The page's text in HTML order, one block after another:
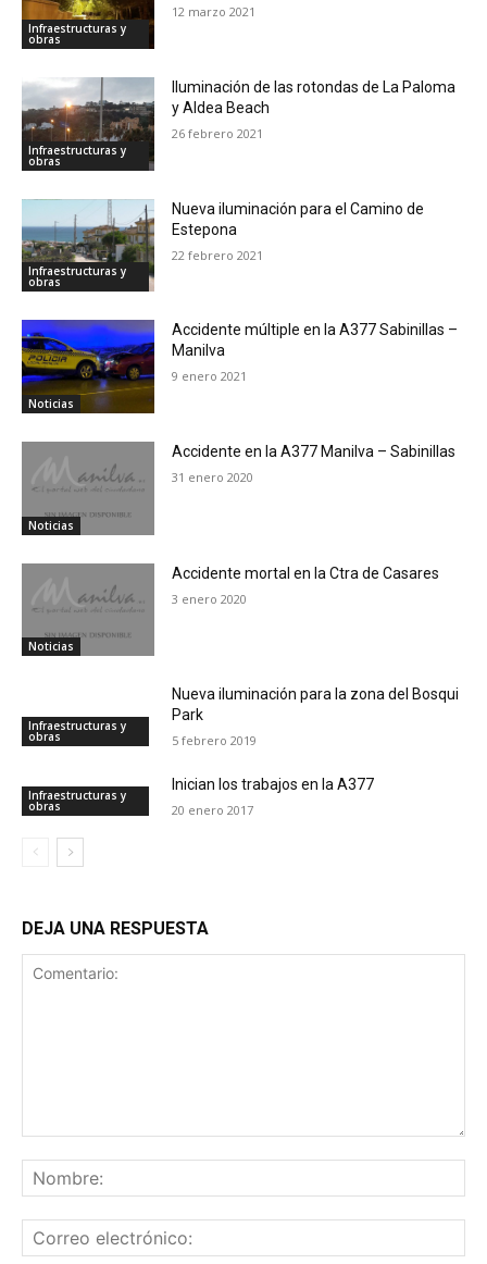
Infraestructuras y
obras
12 marzo 2021
Infraestructuras y
obras
Iluminación de las rotondas de La Paloma
y Aldea Beach
26 febrero 2021
Infraestructuras y
obras
Nueva iluminación para el Camino de
Estepona
22 febrero 2021
Noticias
Accidente múltiple en la A377 Sabinillas –
Manilva
9 enero 2021
Noticias
Accidente en la A377 Manilva – Sabinillas
31 enero 2020
Noticias
Accidente mortal en la Ctra de Casares
3 enero 2020
Infraestructuras y
obras
Nueva iluminación para la zona del Bosqui
Park
5 febrero 2019
Infraestructuras y
obras
Inician los trabajos en la A377
20 enero 2017
DEJA UNA RESPUESTA